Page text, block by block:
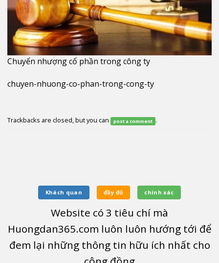
Chuyển nhượng cổ phần trong công ty
chuyen-nhuong-co-phan-trong-cong-ty
Trackbacks are closed, but you can post a comment .
Khách quan đầy đủ chính xác
Website có 3 tiêu chí mà
Huongdan365.com luôn luôn hướng tới để
đem lại những thông tin hữu ích nhất cho